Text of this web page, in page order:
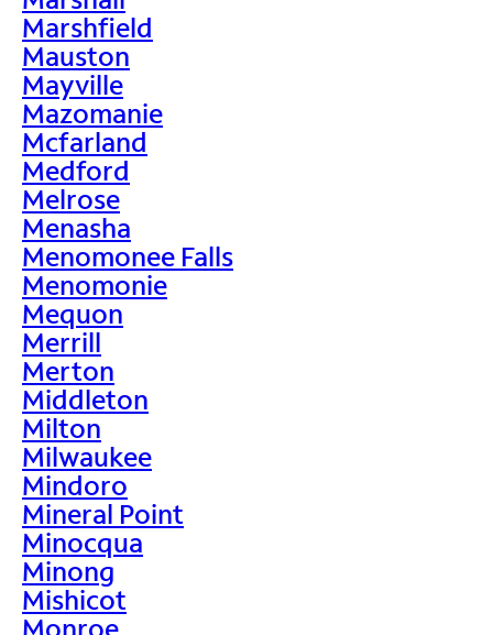
Marshfield
Mauston
Mayville
Mazomanie
Mcfarland
Medford
Melrose
Menasha
Menomonee Falls
Menomonie
Mequon
Merrill
Merton
Middleton
Milton
Milwaukee
Mindoro
Mineral Point
Minocqua
Minong
Mishicot
Monroe